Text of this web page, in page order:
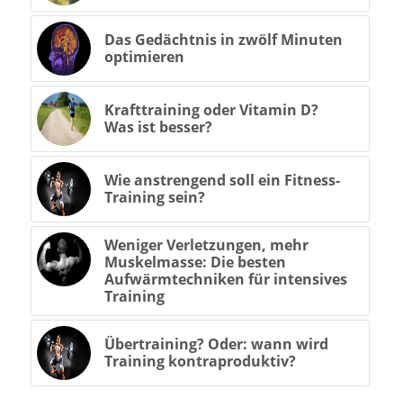
Das Gedächtnis in zwölf Minuten
optimieren
Krafttraining oder Vitamin D?
Was ist besser?
Wie anstrengend soll ein Fitness-
Training sein?
Weniger Verletzungen, mehr
Muskelmasse: Die besten
Aufwärmtechniken für intensives
Training
Übertraining? Oder: wann wird
Training kontraproduktiv?